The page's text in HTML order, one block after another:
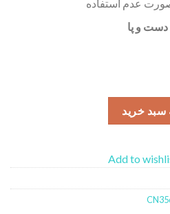
عدم استفاده
دست و پا
سبد خرید
Add to